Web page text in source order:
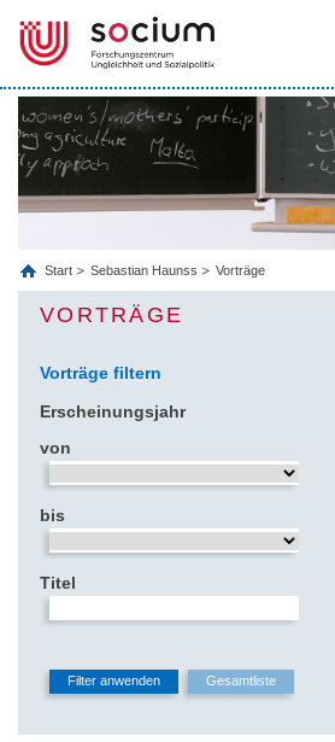
Start Sebastian Haunss Vorträge
VORTRÄGE
Vorträge filtern
Erscheinungsjahr
von
bis
Titel